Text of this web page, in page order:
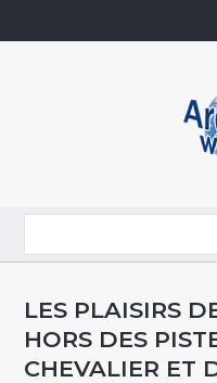
LES PLAISIRS
HORS DES
CHEVALIER ET